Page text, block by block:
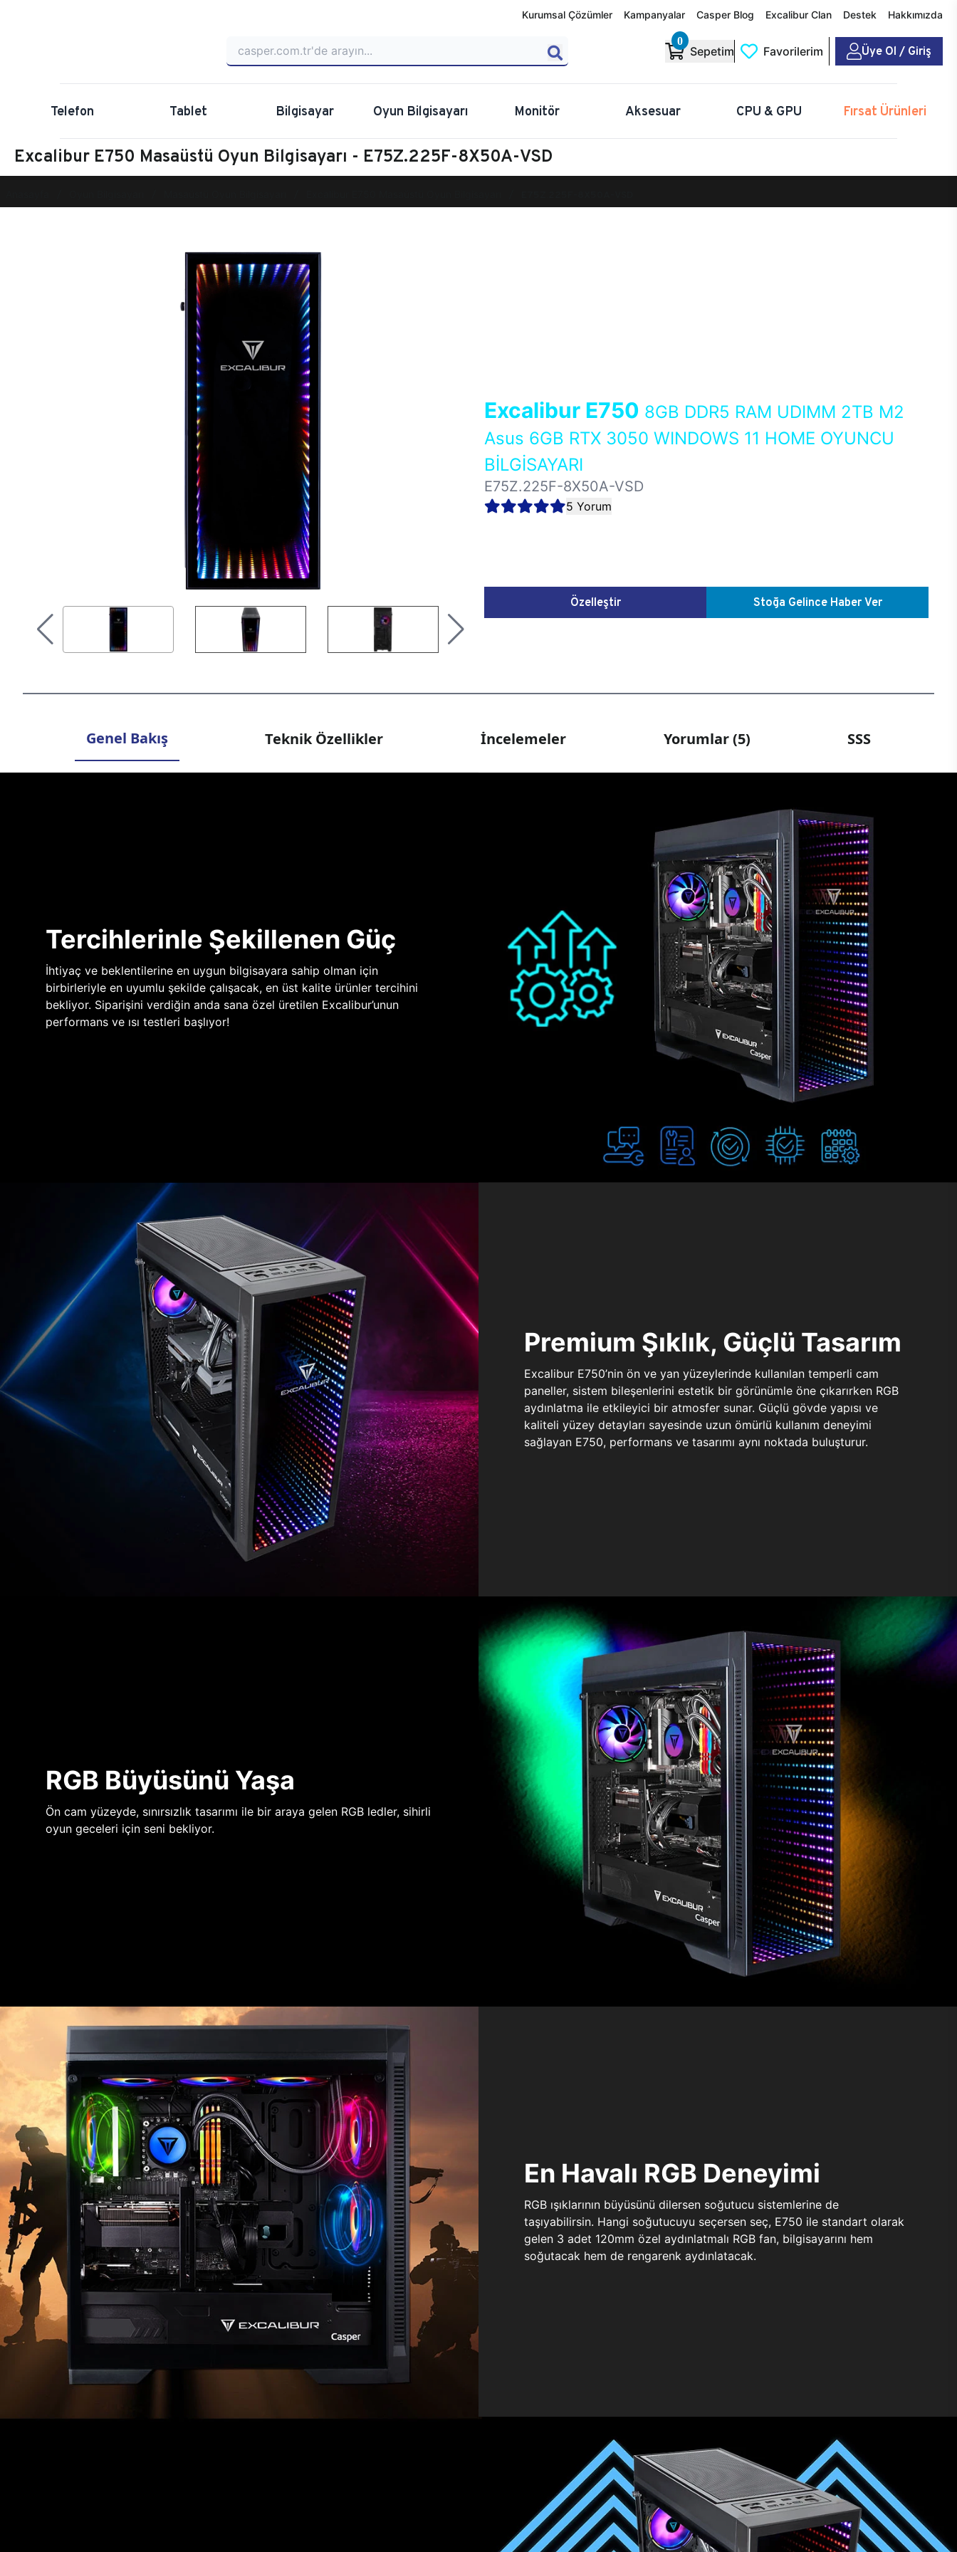
Kurumsal Çözümler Kampanyalar Casper Blog Excalibur Clan Destek Hakkımızda
0
Sepetim Favorilerim Üye Ol / Giriş
Telefon Tablet Bilgisayar Oyun Bilgisayarı Monitör Aksesuar CPU & GPU Fırsat Ürünleri
Excalibur E750 Masaüstü Oyun Bilgisayarı - E75Z.225F-8X50A-VSD
Excalibur E750 8GB DDR5 RAM UDIMM 2TB M2
Asus 6GB RTX 3050 WINDOWS 11 HOME OYUNCU
BİLGİSAYARI
E75Z.225F-8X50A-VSD
5 Yorum
Özelleştir Stoğa Gelince Haber Ver
Genel Bakış Teknik Özellikler İncelemeler Yorumlar (5) SSS
Tercihlerinle Şekillenen Güç
İhtiyaç ve beklentilerine en uygun bilgisayara sahip olman için
birbirleriyle en uyumlu şekilde çalışacak, en üst kalite ürünler tercihini
bekliyor. Siparişini verdiğin anda sana özel üretilen Excalibur’unun
performans ve ısı testleri başlıyor!
Premium Şıklık, Güçlü Tasarım
Excalibur E750’nin ön ve yan yüzeylerinde kullanılan temperli cam
paneller, sistem bileşenlerini estetik bir görünümle öne çıkarırken RGB
aydınlatma ile etkileyici bir atmosfer sunar. Güçlü gövde yapısı ve
kaliteli yüzey detayları sayesinde uzun ömürlü kullanım deneyimi
sağlayan E750, performans ve tasarımı aynı noktada buluşturur.
RGB Büyüsünü Yaşa
Ön cam yüzeyde, sınırsızlık tasarımı ile bir araya gelen RGB ledler, sihirli
oyun geceleri için seni bekliyor.
En Havalı RGB Deneyimi
RGB ışıklarının büyüsünü dilersen soğutucu sistemlerine de
taşıyabilirsin. Hangi soğutucuyu seçersen seç, E750 ile standart olarak
gelen 3 adet 120mm özel aydınlatmalı RGB fan, bilgisayarını hem
soğutacak hem de rengarenk aydınlatacak.